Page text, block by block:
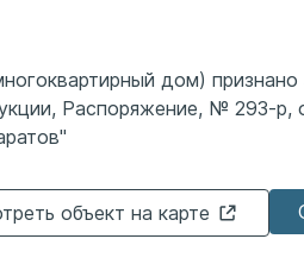
дом)
Распоряжение, № 293-р,
объект на карте